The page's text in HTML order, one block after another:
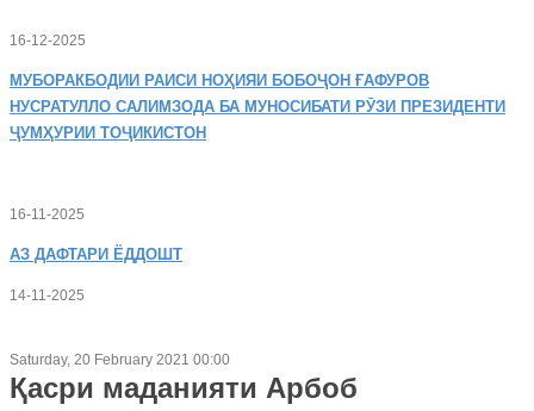
16-12-2025
МУБОРАКБОДИИ РАИСИ НОҲИЯИ БОБОҶОН ҒАФУРОВ
НУСРАТУЛЛО САЛИМЗОДА БА МУНОСИБАТИ РӮЗИ ПРЕЗИДЕНТИ
ҶУМҲУРИИ ТОҶИКИСТОН
16-11-2025
АЗ ДАФТАРИ ЁДДОШТ
14-11-2025
Saturday, 20 February 2021 00:00
Қасри маданияти Арбоб